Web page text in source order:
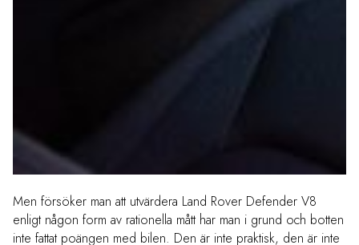
Men försöker man att utvärdera Land Rover Defender V8
enligt någon form av rationella mått har man i grund och botten
inte fattat poängen med bilen. Den är inte praktisk, den är inte